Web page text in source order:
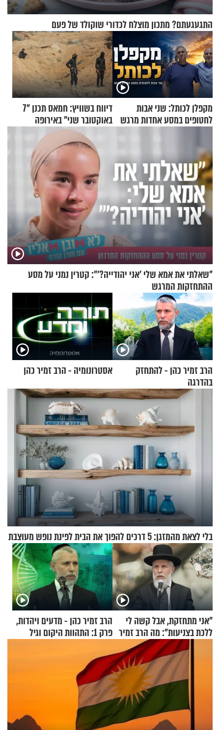
התגעגעתם? מתכון מוצלח לכדורי שוקולד של פעם
מקפלן לכותל: שני אבות
לחטופים במסע אחדות מרגש
דיווח בשוויץ: חמאס תכנן "7
באוקטובר שני" באירופה
"שאלתי את אמא שלי 'אני יהודייה?'": קטרין נמני על מסע
ההתחזקות המרגש
הרב זמיר כהן - להתחזק
בהדרגה
אסטרונומיה - הרב זמיר כהן
בלי לצאת מהמזגן: 5 דרכים להפוך את הבית לפינת נופש מעוצבת
"אני מתחזקת, אבל קשה לי
ללכת בצניעות": מה הרב זמיר
כהן המליץ לה לעשות?
הרב זמיר כהן - מדעים ויהדות,
פרק 1: התהוות היקום וגיל